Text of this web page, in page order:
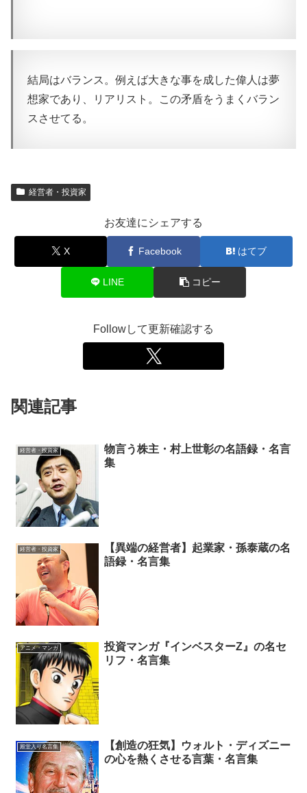
結局はバランス。例えば大きな事を成した偉人は夢
想家であり、リアリスト。この矛盾をうまくバラン
スさせてる。
経営者・投資家
お友達にシェアする
X Facebook はてブ
LINE コピー
Followして更新確認する
関連記事
経営者・投資家
物言う株主・村上世彰の名語録・名言
集
経営者・投資家
【異端の経営者】起業家・孫泰蔵の名
語録・名言集
アニメ・マンガ
投資マンガ『インベスターZ』の名セ
リフ・名言集
殿堂入り名言集
【創造の狂気】ウォルト・ディズニー
の心を熱くさせる言葉・名言集